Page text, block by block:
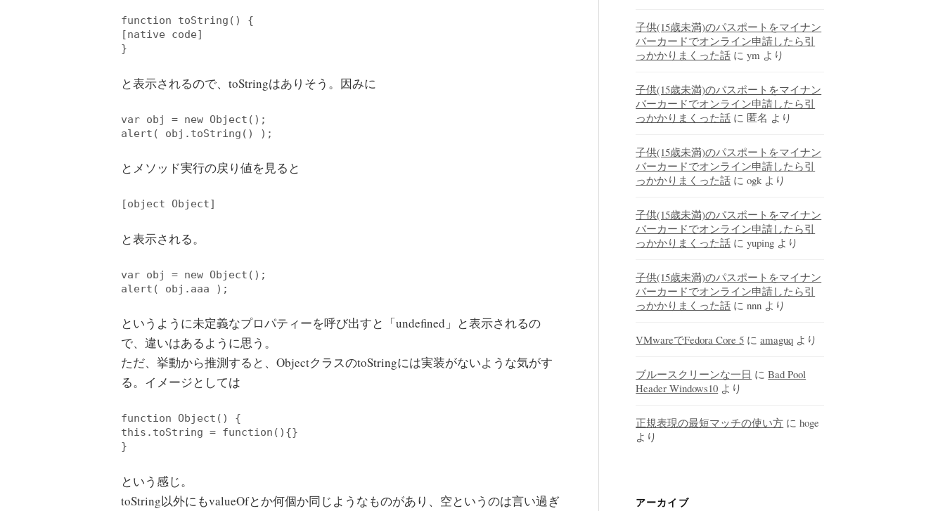
function toString() {
[native code]
}
と表示されるので、toStringはありそう。因みに
var obj = new Object
alert
とメソッド実行の戻り値を見ると
[object Object]
と表示される。
var obj = new Object
alert
というように未定義なプロパティーを呼び出すと「undefined」と表示されるの
で、違いはあるように思う。
ただ、挙動から推測すると、ObjectクラスのtoStringには実装がないような気がす
る。イメージとしては
function Object () {
this .toString = function () {}
}
という感じ。
toString以外にもvalueOfとか何個か同じようなものがあり、空というのは言い過ぎ
子供(15歳未満)のパスポートをマイナン
バーカードでオンライン申請したら引
っかかりまくった話 にym より
子供(15歳未満)のパスポートをマイナン
バーカードでオンライン申請したら引
っかかりまくった話 に 匿名 より
子供(15歳未満)のパスポートをマイナン
バーカードでオンライン申請したら引
っかかりまくった話 にogk より
子供(15歳未満)のパスポートをマイナン
バーカードでオンライン申請したら引
っかかりまくった話 にyuping より
子供(15歳未満)のパスポートをマイナン
バーカードでオンライン申請したら引
っかかりまくった話 にnnn より
VMwareでFedora Core 5 にamaguq より
ブルースクリーンな一日 にBad Pool
Header Windows10 より
正規表現の最短マッチの使い方 にhoge
より
アーカイブ